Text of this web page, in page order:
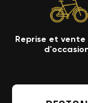
Reprise et vente